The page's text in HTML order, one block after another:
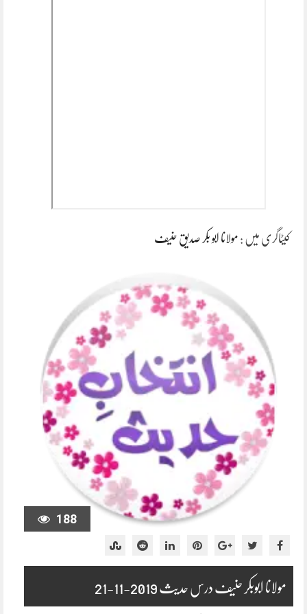
کیٹاگری میں : مولانا ابو بکر صدیق حنیف
188
مولانا ابوبکر حنیف درس حدیث 2019-11-21